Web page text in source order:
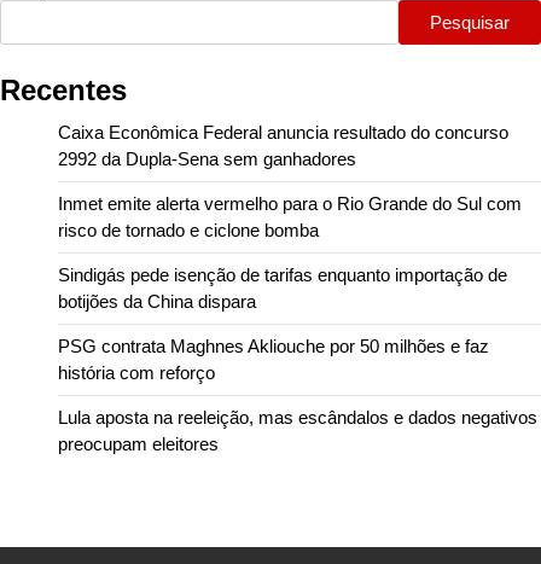
Pesquisar
Recentes
Caixa Econômica Federal anuncia resultado do concurso
2992 da Dupla-Sena sem ganhadores
Inmet emite alerta vermelho para o Rio Grande do Sul com
risco de tornado e ciclone bomba
Sindigás pede isenção de tarifas enquanto importação de
botijões da China dispara
PSG contrata Maghnes Akliouche por 50 milhões e faz
história com reforço
Lula aposta na reeleição, mas escândalos e dados negativos
preocupam eleitores